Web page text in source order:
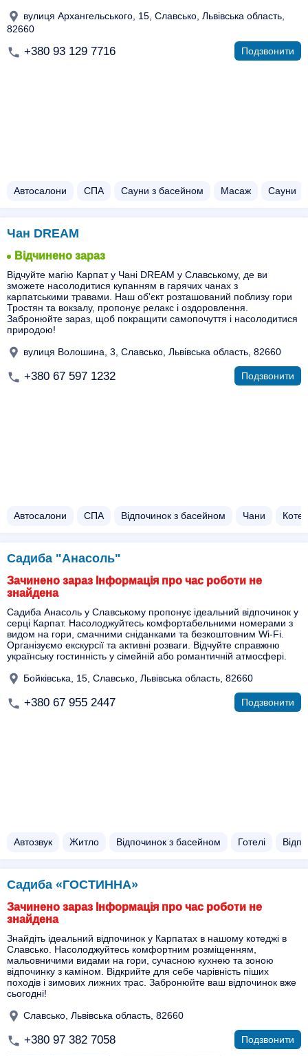
вулиця Архангельського, 15, Славсько, Львівська область,
82660
+380 93 129 7716 Подзвонити
Автосалони СПА Сауни з басейном​ Масаж Сауни
Чан DREAM
Відчинено зараз
Відчуйте магію Карпат у Чані DREAM у Славському, де ви
зможете насолодитися купанням в гарячих чанах з
карпатськими травами. Наш об'єкт розташований поблизу гори
Тростян та вокзалу, пропонує релакс і оздоровлення.
Забронюйте зараз, щоб покращити самопочуття і насолодитися
природою!
вулиця Волошина, 3, Славсько, Львівська область, 82660
+380 67 597 1232 Подзвонити
Автосалони СПА Відпочинок з басейном​ Чани​
Садиба "Анасоль"
Зачинено зараз Інформація про час роботи не
знайдена
Садиба Анасоль у Славському пропонує ідеальний відпочинок у
серці Карпат. Насолоджуйтесь комфортабельними номерами з
видом на гори, смачними сніданками та безкоштовним Wi-Fi.
Організуємо екскурсії та активні розваги. Відчуйте справжню
українську гостинність у сімейній або романтичній атмосфері.
Бойківська, 15, Славсько, Львівська область, 82660
+380 67 955 2447 Подзвонити
Автозвук Житло Відпочинок з басейном​ Готелі
Садиба «ГОСТИННА»
Зачинено зараз Інформація про час роботи не
знайдена
Знайдіть ідеальний відпочинок у Карпатах в нашому котеджі в
Славсько. Насолоджуйтесь комфортним розміщенням,
мальовничими видами на гори, сучасною кухнею та зоною
відпочинку з каміном. Відкрийте для себе чарівність піших
походів і зимових лижних трас. Забронюйте ваш відпочинок вже
сьогодні!
Славсько, Львівська область, 82660
+380 97 382 7058 Подзвонити